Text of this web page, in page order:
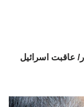
عاقبت اسرائیل